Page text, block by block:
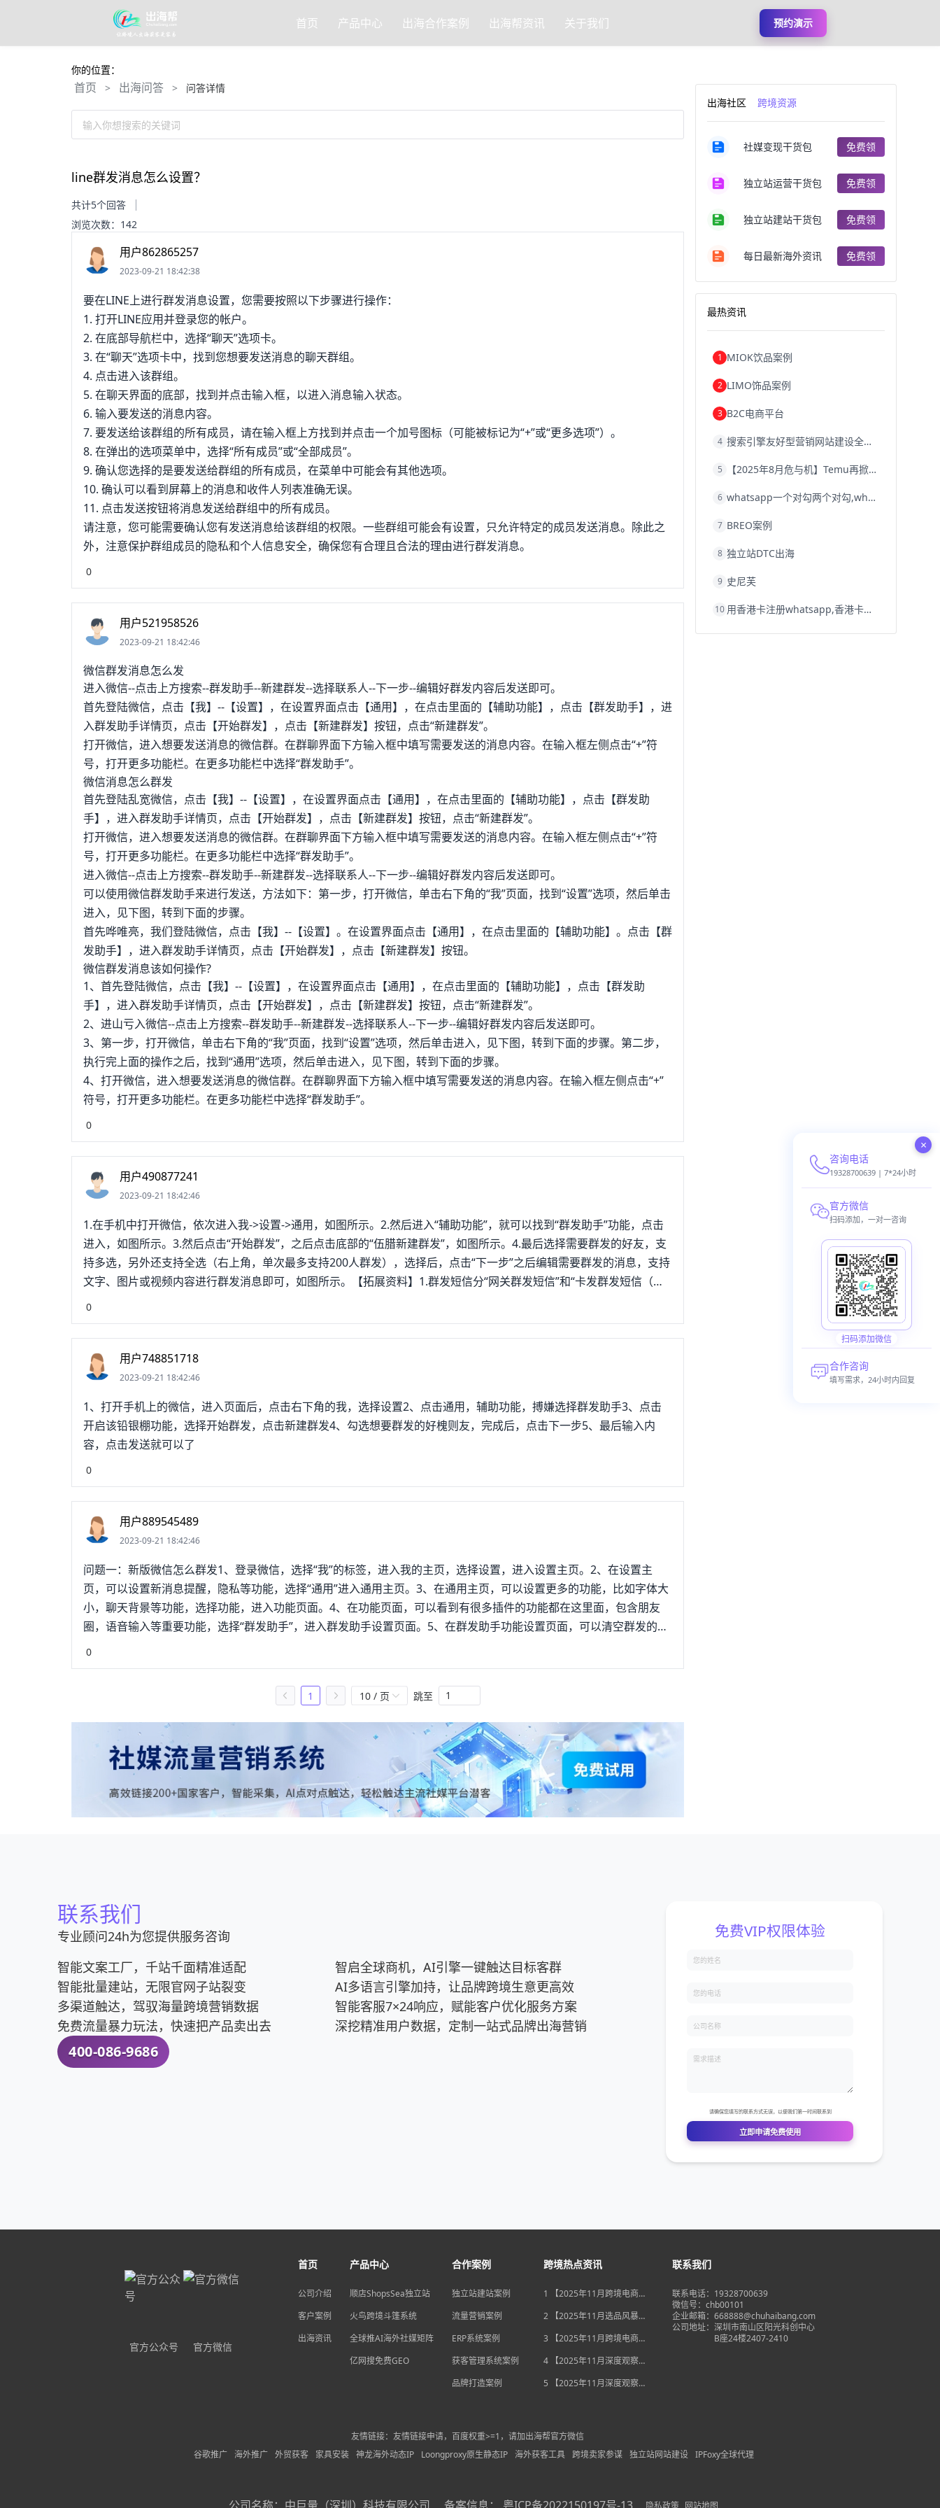
首页 产品中心 出海合作案例 出海帮资讯 关于我们 预约演示
你的位置：
首页 > 出海问答 > 问答详情
输入你想搜索的关键词
line群发消息怎么设置？
共计5个回答
浏览次数：142
用户862865257
2023-09-21 18:42:38
要在LINE上进行群发消息设置，您需要按照以下步骤进行操作：
1. 打开LINE应用并登录您的帐户。
2. 在底部导航栏中，选择“聊天”选项卡。
3. 在“聊天”选项卡中，找到您想要发送消息的聊天群组。
4. 点击进入该群组。
5. 在聊天界面的底部，找到并点击输入框，以进入消息输入状态。
6. 输入要发送的消息内容。
7. 要发送给该群组的所有成员，请在输入框上方找到并点击一个加号图标（可能被标记为“+”或“更多选项”）。
8. 在弹出的选项菜单中，选择“所有成员”或“全部成员”。
9. 确认您选择的是要发送给群组的所有成员，在菜单中可能会有其他选项。
10. 确认可以看到屏幕上的消息和收件人列表准确无误。
11. 点击发送按钮将消息发送给群组中的所有成员。
请注意，您可能需要确认您有发送消息给该群组的权限。一些群组可能会有设置，只允许特定的成员发送消息。除此之
外，注意保护群组成员的隐私和个人信息安全，确保您有合理且合法的理由进行群发消息。
0
用户521958526
2023-09-21 18:42:46
微信群发消息怎么发
进入微信--点击上方搜索--群发助手--新建群发--选择联系人--下一步--编辑好群发内容后发送即可。
首先登陆微信，点击【我】--【设置】，在设置界面点击【通用】，在点击里面的【辅助功能】，点击【群发助手】，进
入群发助手详情页，点击【开始群发】，点击【新建群发】按钮，点击“新建群发”。
打开微信，进入想要发送消息的微信群。在群聊界面下方输入框中填写需要发送的消息内容。在输入框左侧点击“+”符
号，打开更多功能栏。在更多功能栏中选择“群发助手”。
微信消息怎么群发
首先登陆乱宽微信，点击【我】--【设置】，在设置界面点击【通用】，在点击里面的【辅助功能】，点击【群发助
手】，进入群发助手详情页，点击【开始群发】，点击【新建群发】按钮，点击“新建群发”。
打开微信，进入想要发送消息的微信群。在群聊界面下方输入框中填写需要发送的消息内容。在输入框左侧点击“+”符
号，打开更多功能栏。在更多功能栏中选择“群发助手”。
进入微信--点击上方搜索--群发助手--新建群发--选择联系人--下一步--编辑好群发内容后发送即可。
可以使用微信群发助手来进行发送，方法如下：第一步，打开微信，单击右下角的“我”页面，找到“设置”选项，然后单击
进入，见下图，转到下面的步骤。
首先哗唯亮，我们登陆微信，点击【我】--【设置】。在设置界面点击【通用】，在点击里面的【辅助功能】。点击【群
发助手】，进入群发助手详情页，点击【开始群发】，点击【新建群发】按钮。
微信群发消息该如何操作?
1、首先登陆微信，点击【我】--【设置】，在设置界面点击【通用】，在点击里面的【辅助功能】，点击【群发助
手】，进入群发助手详情页，点击【开始群发】，点击【新建群发】按钮，点击“新建群发”。
2、进山亏入微信--点击上方搜索--群发助手--新建群发--选择联系人--下一步--编辑好群发内容后发送即可。
3、第一步，打开微信，单击右下角的“我”页面，找到“设置”选项，然后单击进入，见下图，转到下面的步骤。第二步，
执行完上面的操作之后，找到“通用”选项，然后单击进入，见下图，转到下面的步骤。
4、打开微信，进入想要发送消息的微信群。在群聊界面下方输入框中填写需要发送的消息内容。在输入框左侧点击“+”
符号，打开更多功能栏。在更多功能栏中选择“群发助手”。
0
用户490877241
2023-09-21 18:42:46
1.在手机中打开微信，依次进入我->设置->通用，如图所示。2.然后进入“辅助功能”，就可以找到“群发助手”功能，点击
进入，如图所示。3.然后点击“开始群发”，之后点击底部的“伍腊新建群发”，如图所示。4.最后选择需要群发的好友，支
持多选，另外还支持全选（右上角，单次最多支持200人群发），选择后，点击“下一步”之后编辑需要群发的消息，支持
文字、图片或视频内容进行群发消息即可，如图所示。【拓展资料】1.群发短信分“网关群发短信”和“卡发群发短信（虚
拟网关群发）”，网关群发短信是以106或各地区号如0898，0371开头显示的短信号码，卡发群发短信又叫虚拟网关群发
能，用户编辑一条短信或转发相关短信时可以编辑10条甚至更多的手机号码进行群组发送。2012年3月27日，工信部发
布通知称，启动为期3个月端口类短信群发业务清理整顿专项行动，以有效遏制垃圾短信泛滥态势。2.微信群发是指通过
腾讯微信社交软件把相同的一条信息同时向多个微信好友分别发送，达到快速便捷给众多微信好友发送信息的功能，包
以内的好友发送消息，是腾讯微信的常用功能之一。微信群发功能为一次性向多人发送相同内容的消息节约了大量时
间，常用节日祝福、活动通知等。电脑版微信群发：1.登录微信，选择“我”的标签，进入我的主页，选择设置，进入设置
主页。2.在设置主页，可以设置新消息提醒，隐私等功能，选择“通用”进入通用主页。3.在通用主页，可以设置更多的功
能，比如字体大小，聊天背景等功能，选择功能，进入功能页面。4.在功能页面，可以看到有很多插件的功能都在这里
面，包含朋友圈，语音输入等重要功能，选粗散择“群发助手”，进入群发助手设置页面。
0
用户748851718
2023-09-21 18:42:46
1、打开手机上的微信，进入页面后，点击右下角的我，选择设置2、点击通用，辅助功能，搏嫌选择群发助手3、点击
开启该铅银棚功能，选择开始群发，点击新建群发4、勾选想要群发的好槐则友，完成后，点击下一步5、最后输入内
容，点击发送就可以了
0
用户889545489
2023-09-21 18:42:46
问题一：新版微信怎么群发1、登录微信，选择“我”的标签，进入我的主页，选择设置，进入设置主页。2、在设置主
页，可以设置新消息提醒，隐私等功能，选择“通用”进入通用主页。3、在通用主页，可以设置更多的功能，比如字体大
小，聊天背景等功能，选择功能，进入功能页面。4、在功能页面，可以看到有很多插件的功能都在这里面，包含朋友
圈，语音输入等重要功能，选择“群发助手”，进入群发助手设置页面。5、在群发助手功能设置页面，可以清空群发的聊
天记录，选择开始群发，进入群族明发页面。6、在群发信息页面，可以看到新建群发按钮，点击新建群发，进入选择收
单，底部消息框输入你要说的话，点击发送，即可以实现消息的群发。问题二：微信怎么群发消息给好友2016我->设置-
>通用->功能->选择“群发助手”->开启群发->选择好友，可以帮助你将消息单独发给多个好友（与群聊的区别在于你在群
聊里发的信息，所有群成员都能查看，而通过群发助手发送的消息都是分别发给你选择的各个好友，并非公开的）。问
题三：微信怎么群发消息微信群发消息的前提是微信启用了群发助手功能，然后才可以群发消息。微信群发消息的操作
步骤如下：1、打开群发助手，点击【开始群发】；2、然后点击打开界面中的【新建群发】；3、勾选目标联系人，点
击【下一步】；4、输入消息内容，点击【发送】即可。问题四：微信里怎么给所有微信好友群发消息？怎么在微信群里
@所有人？？？微信群发信息：打开微信――我――设置――通用――功能――找到【群发助手】――启用该功能后，
点击【开始群发】――按步骤操作即可。微信群里，只有群主可以艾特所有人，成员只能选择某些好友或挨个艾特。问
信设置――通用――功能――群发助手新建群发把要群发的人勾上就行了问题七：微信怎么群发信息到多个群聊里～～
创建微信群,然后在此群里发消息、语音、图片等,群里所有人都可以收到。1、登陆微信。2、单击微信主界面右上角的魔
法棒图标,然后单击“发起聊天”:3、勾选需要添加到群里面的好友(再次单击已经选中的好友,可以取消勾选),确定选择之后,
单击“确定”...问题八：微信上怎么群发短信和图片我-设置-通用-功能-群发送问题九：微信公众平台怎么群发多个图文消
息微信公众平台的图文消息是这样发的：1、先在左侧栏目管理栏目下点击素材管理项，然后在中间编辑区选择“单图文
消息”或“多图文消息”进入编辑界面。（单图文消息适合一条消息一个主题，多图文消息适合一条消息多个主题）2、进
入编辑界面后添加相应的标题、封面图片、摘要（多图文消息无些项）及消息正文后保存；如果想看看编辑后的效果可
选预览，输入自己的个人微信号，让消息发到自己手机上看效果。3、进入群发功能设置好群发的对像、性别、地区后，
在下面的内客氏穗清选项上选择最后的”图文消息“，然后选择刚才在素材管理中编辑好并保存的图文消息，查看无误后
0
1 10 / 页 跳至
出海社区 跨境资源
社媒变现干货包 免费领
独立站运营干货包 免费领
独立站建站干货包 免费领
每日最新海外资讯 免费领
最热资讯
1 MIOK饮品案例
2 LIMO饰品案例
3 B2C电商平台
4 搜索引擎友好型营销网站建设全攻略
5 【2025年8月危与机】Temu再掀封店风暴，独立站才是跨境卖家的避险通道
6 whatsapp一个对勾两个对勾,whatsapp对勾代表什么意思
7 BREO案例
8 独立站DTC出海
9 史尼芙
10 用香港卡注册whatsapp,香港卡不能注册whatsapp
联系我们
专业顾问24h为您提供服务咨询
智能文案工厂，千站千面精准适配
智能批量建站，无限官网子站裂变
多渠道触达，驾驭海量跨境营销数据
免费流量暴力玩法，快速把产品卖出去
400-086-9686
智启全球商机，AI引擎一键触达目标客群
AI多语言引擎加持，让品牌跨境生意更高效
智能客服7×24响应，赋能客户优化服务方案
深挖精准用户数据，定制一站式品牌出海营销
官方公众号 官方微信
首页
公司介绍
客户案例
出海资讯
产品中心
顺店ShopsSea独立站
火鸟跨境斗篷系统
全球推AI海外社媒矩阵
亿网搜免费GEO
合作案例
独立站建站案例
流量营销案例
ERP系统案例
获客管理系统案例
品牌打造案例
跨境热点资讯
1 【2025年11月跨境电商大
独立站流量自主权如何突
2 【2025年11月选品风暴】
后，跨境电商如何抢占数字
3 【2025年11月跨境电商新
宽，独立站卖家如何借势突
4 【2025年11月深度观察】
后，跨境电商如何用“自主流
5 【2025年11月深度观察】
联系我们
联系电话：19328700639
微信号：chb00101
企业邮箱：668888@chuhaibang.com
公司地址： 深圳市南山区阳光科创中心
B座24楼2407-2410
友情链接：友情链接申请，百度权重>=1，请加出海帮官方微信
谷歌推广
海外推广 外贸获客 家具安装 神龙海外动态IP Loongproxy原生静态IP 海外获客工具 跨境卖家参谋 独立站网站建设 IPFoxy全球代理
隐私政策 网站地图
×
咨询电话
19328700639 | 7*24小时
官方微信
扫码添加，一对一咨询
扫码添加微信
合作咨询
填写需求，24小时内回复